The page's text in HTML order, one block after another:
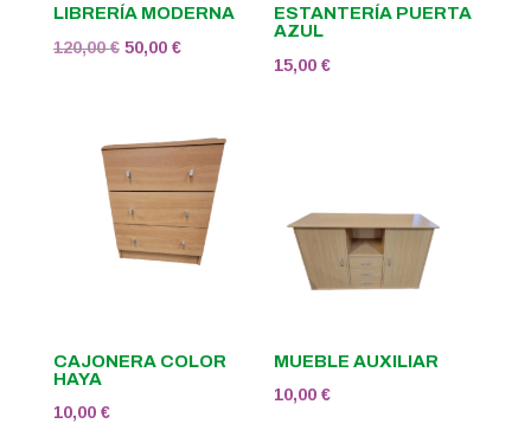
LIBRERÍA MODERNA
120,00€ El
era:
120,00 €.
50,00 €El
es:
50,00 €.
ESTANTERÍA PUERTA
AZUL
15,00€
CAJONERA COLOR
HAYA
10,00 €
MUEBLE AUXILIAR
10,00€